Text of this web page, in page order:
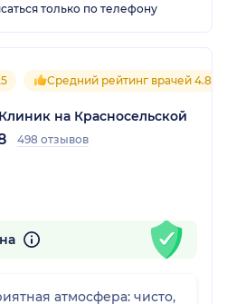
только по телефону
Средний рейтинг врачей 4.8
на Красносельской
498 отзывов
атмосфера: чисто,